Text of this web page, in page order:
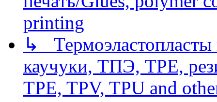
printing
↳
каучуки, ТПЭ, TPE,
TPE, TPV, TPU and